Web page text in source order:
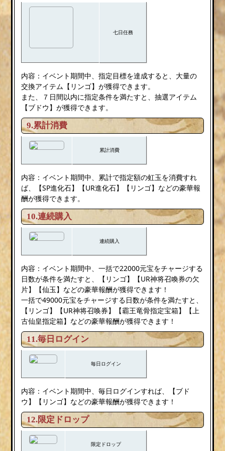
七日任務
内容：イベント期間中、指定目標を達成すると、大量の
交換アイテム【リンゴ】が獲得できます。
また、７日間以内に指定条件を満たすと、抽選アイテム
【ブドウ】が獲得できます。
9.累計消費
累計消費
内容：イベント期間中、累計で指定額の虹玉を消費すれ
ば、【SP進化石】【UR進化石】【リンゴ】などの豪華報
酬が獲得できます。
10.連続購入
連続購入
内容：イベント期間中、一括で22000元宝をチャージする
日数が条件を満たすと、【リンゴ】【UR神将召喚券の欠
片】【仙玉】などの豪華報酬が獲得できます！
一括で49000元宝をチャージする日数が条件を満たすと、
【リンゴ】【UR神将召唤券】【霸王竜骨指定宝箱】【上
古仙皇指定箱】などの豪華報酬が獲得できます！
11.毎日ログイン
毎日ログイン
内容：イベント期間中、毎日ログインすれば、【ブド
ウ】【リンゴ】などの豪華報酬が獲得できます！
12.限定ドロップ
限定ドロップ